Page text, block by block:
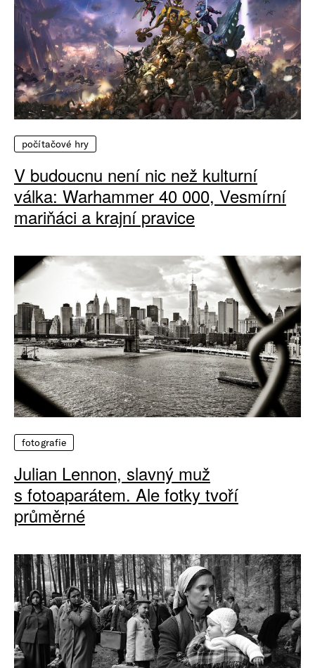
počítačové hry
V budoucnu není nic než kulturní
válka: Warhammer 40 000, Vesmírní
mariňáci a krajní pravice
fotografie
Julian Lennon, slavný muž
s fotoaparátem. Ale fotky tvoří
průměrné